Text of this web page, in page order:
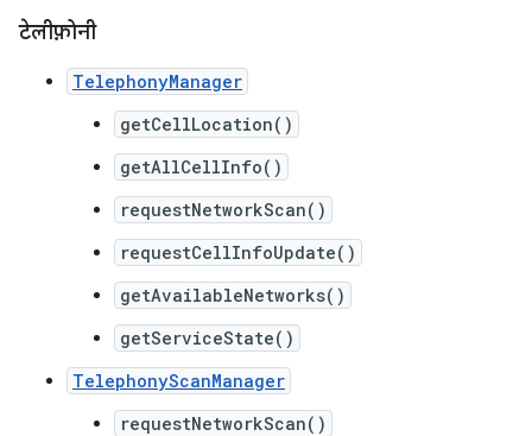
टेलीफ़ोनी
TelephonyManager
getCellLocation()
getAllCellInfo()
requestNetworkScan()
requestCellInfoUpdate()
getAvailableNetworks()
getServiceState()
TelephonyScanManager
requestNetworkScan()